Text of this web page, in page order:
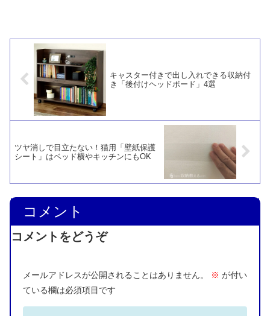
キャスター付きで出し入れできる収納付
き「後付けヘッドボード」4選
ツヤ消しで目立たない！猫用「壁紙保護
シート」はベッド横やキッチンにもOK
コメント
コメントをどうぞ
メールアドレスが公開されることはありません。 ※ が付い
ている欄は必須項目です